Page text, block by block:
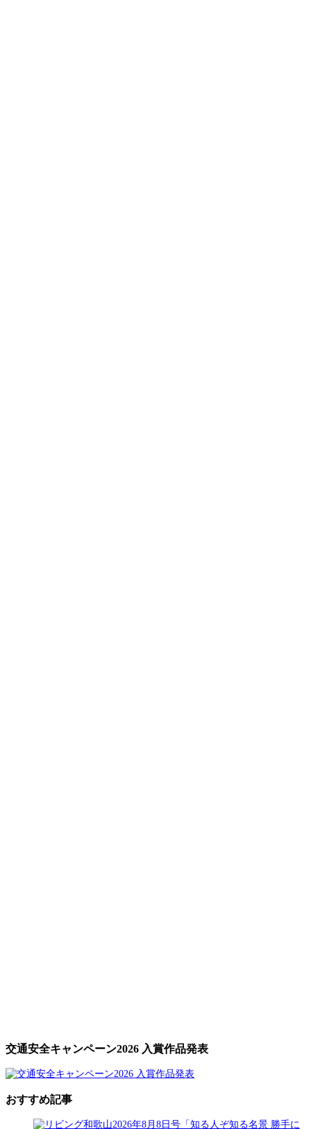
交通安全キャンペーン2026 入賞作品発表
おすすめ記事